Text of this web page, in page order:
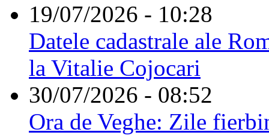
19/07/2026 - 10:28
Datele cadastrale ale
la Vitalie Cojocari
30/07/2026 - 08:52
Ora de Veghe: Zile